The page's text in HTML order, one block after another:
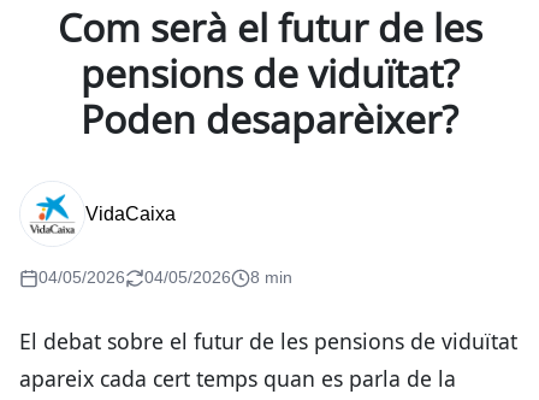
Com serà el futur de les
pensions de viduïtat?
Poden desaparèixer?
VidaCaixa
04/05/2026 04/05/2026 8 min
El debat sobre el futur de les pensions de viduïtat
apareix cada cert temps quan es parla de la